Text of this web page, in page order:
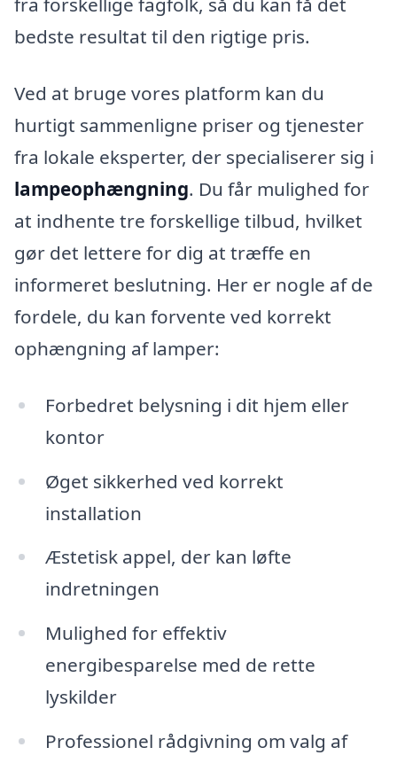
bedste resultat til den rigtige pris.
Ved at bruge vores platform kan du
hurtigt sammenligne priser og tjenester
fra lokale eksperter, der specialiserer sig i
lampeophængning. Du får mulighed for
at indhente tre forskellige tilbud, hvilket
gør det lettere for dig at træffe en
informeret beslutning. Her er nogle af de
fordele, du kan forvente ved korrekt
ophængning af lamper:
Forbedret belysning i dit hjem eller
kontor
Øget sikkerhed ved korrekt
installation
Æstetisk appel, der kan løfte
indretningen
Mulighed for effektiv
energibesparelse med de rette
lyskilder
Professionel rådgivning om valg af